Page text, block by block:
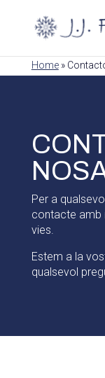
Home»
Per a
contacte amb
vies.
Estem a la
qualsevol